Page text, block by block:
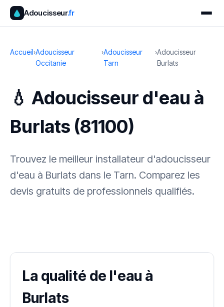
Adoucisseur.fr
Accueil›Adoucisseur
Occitanie
›Adoucisseur
Tarn
›Adoucisseur
Burlats
💧 Adoucisseur d'eau à
Burlats (81100)
Trouvez le meilleur installateur d'adoucisseur
d'eau à Burlats dans le Tarn. Comparez les
devis gratuits de professionnels qualifiés.
La qualité de l'eau à
Burlats